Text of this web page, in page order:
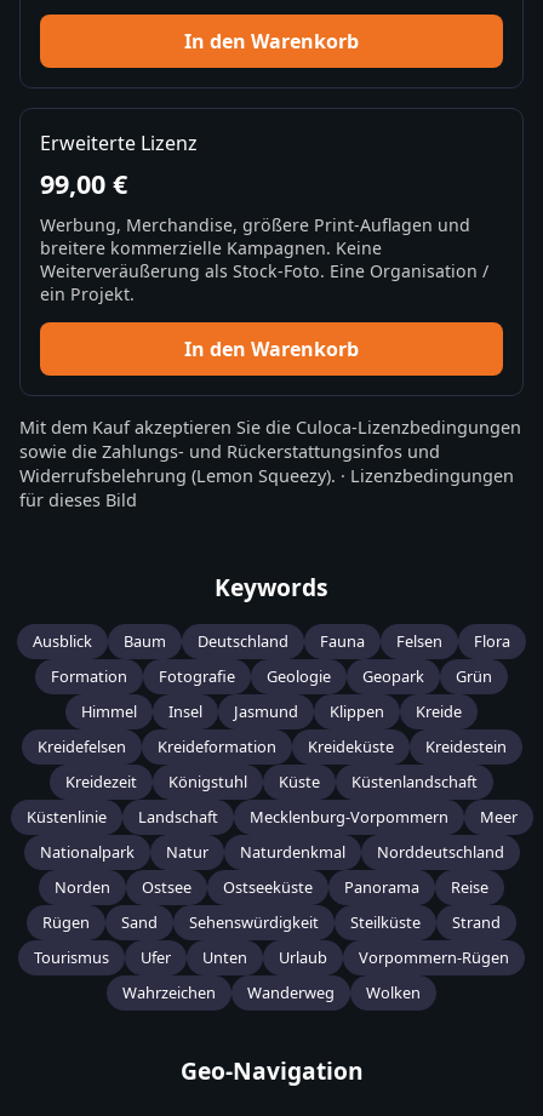
In den Warenkorb
Erweiterte Lizenz
99,00 €
Werbung, Merchandise, größere Print-Auflagen und
breitere kommerzielle Kampagnen. Keine
Weiterveräußerung als Stock-Foto. Eine Organisation /
ein Projekt.
In den Warenkorb
Mit dem Kauf akzeptieren Sie die Culoca-Lizenzbedingungen
sowie die Zahlungs- und Rückerstattungsinfos und
Widerrufsbelehrung (Lemon Squeezy). · Lizenzbedingungen
für dieses Bild
Keywords
Ausblick Baum Deutschland Fauna Felsen
Flora
Formation
Fotografie Geologie Geopark
Grün
Himmel
Insel Jasmund Klippen
Kreide
Kreidefelsen
Kreideformation Kreideküste
Kreidestein
Kreidezeit
Königstuhl Küste
Küstenlandschaft
Küstenlinie
Landschaft Mecklenburg-Vorpommern
Meer
Nationalpark
Natur Naturdenkmal
Norddeutschland
Norden
Ostsee Ostseeküste Panorama
Reise
Rügen
Sand Sehenswürdigkeit Steilküste
Strand
Tourismus
Ufer Unten Urlaub
Vorpommern-Rügen
Wahrzeichen
Wanderweg Wolken
Geo-Navigation